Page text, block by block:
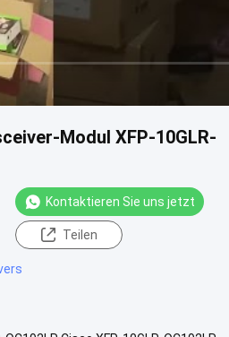
Modul XFP-10GLR-
Kontaktieren Sie uns jetzt
Teilen